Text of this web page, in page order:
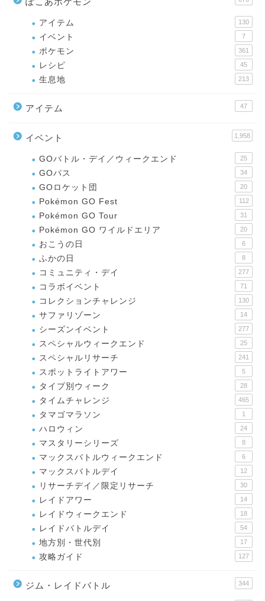
アイテム 130
イベント 7
ポケモン 361
レシピ 45
生息地 213
アイテム 47
イベント 1,958
GOバトル・デイ／ウィークエンド 25
GOパス 34
GOロケット団 20
Pokémon GO Fest 112
Pokémon GO Tour 31
Pokémon GO ワイルドエリア 20
おこうの日 6
ふかの日 8
コミュニティ・デイ 277
コラボイベント 71
コレクションチャレンジ 130
サファリゾーン 14
シーズンイベント 277
スペシャルウィークエンド 25
スペシャルリサーチ 241
スポットライトアワー 5
タイプ別ウィーク 28
タイムチャレンジ 465
タマゴマラソン 1
ハロウィン 24
マスタリーシリーズ 8
マックスバトルウィークエンド 6
マックスバトルデイ 12
リサーチデイ／限定リサーチ 30
レイドアワー 14
レイドウィークエンド 18
レイドバトルデイ 54
地方別・世代別 17
攻略ガイド 127
ジム・レイドバトル 344